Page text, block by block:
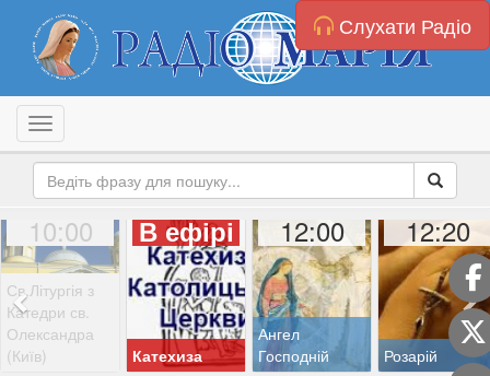
Слухати Радіо
Toggle navigation
10:00
Св.Літургія з
Катедри св.
Олександра
(Київ)
В ефірі
Катехиза
12:00
Ангел
Господній
12:20
Розарій